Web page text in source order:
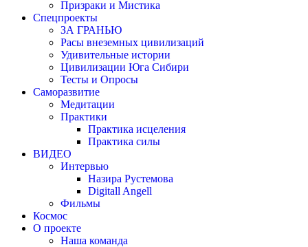
Призраки и Мистика
Спецпроекты
ЗА ГРАНЬЮ
Расы внеземных цивилизаций
Удивительные истории
Цивилизации Юга Сибири
Тесты и Опросы
Саморазвитие
Медитации
Практики
Практика исцеления
Практика силы
ВИДЕО
Интервью
Назира Рустемова
Digitall Angell
Фильмы
Космос
О проекте
Наша команда